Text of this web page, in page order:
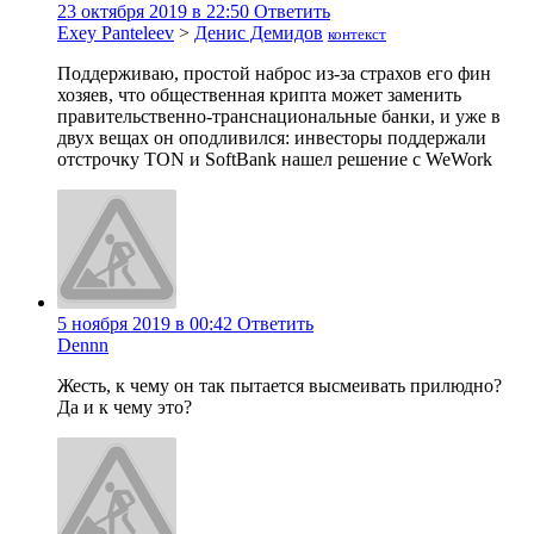
23 октября 2019 в 22:50 Ответить
Exey Panteleev > Денис Демидов контекст
Поддерживаю, простой наброс из-за страхов его фин
хозяев, что общественная крипта может заменить
правительственно-транснациональные банки, и уже в
двух вещах он оподливился: инвесторы поддержали
отстрочку TON и SoftBank нашел решение с WeWork
5 ноября 2019 в 00:42 Ответить
Dennn
Жесть, к чему он так пытается высмеивать прилюдно?
Да и к чему это?